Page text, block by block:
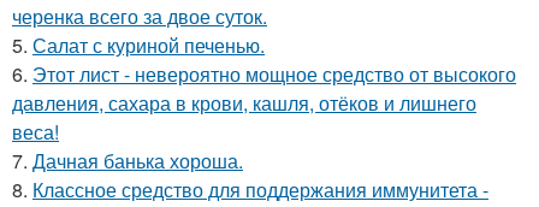
черенка всего за двое суток.
5. Салат с куриной печенью.
6. Этот лист - невероятно мощное средство от высокого
давления, сахара в крови, кашля, отёков и лишнего
веса!
7. Дачная банька хороша.
8. Классное средство для поддержания иммунитета -